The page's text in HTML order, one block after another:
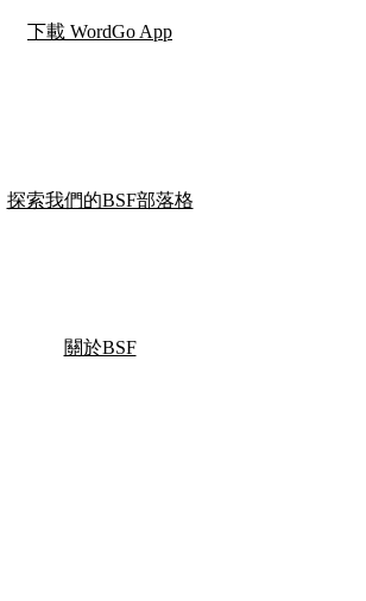
下載 WordGo App
探索我們的BSF部落格
關於BSF